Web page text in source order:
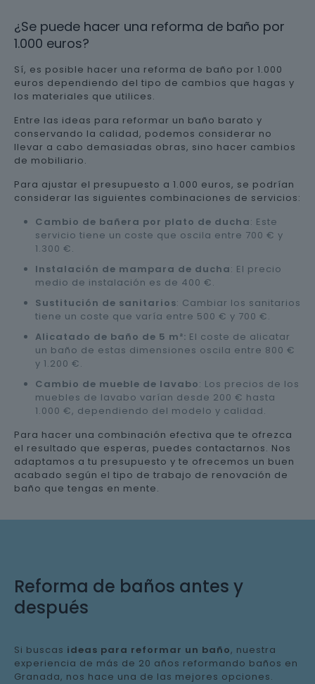
¿Se puede hacer una reforma de baño por
1.000 euros?
Sí, es posible hacer una reforma de baño por 1.000
euros dependiendo del tipo de cambios que hagas y
los materiales que utilices.
Entre las ideas para reformar un baño barato y
conservando la calidad, podemos considerar no
llevar a cabo demasiadas obras, sino hacer cambios
de mobiliario.
Para ajustar el presupuesto a 1.000 euros, se podrían
considerar las siguientes combinaciones de servicios:
Cambio de bañera por plato de ducha: Este
servicio tiene un coste que oscila entre 700 € y
1.300 €.
Instalación de mampara de ducha: El precio
medio de instalación es de 400 €.
Sustitución de sanitarios: Cambiar los sanitarios
tiene un coste que varía entre 500 € y 700 €.
Alicatado de baño de 5 m²: El coste de alicatar
un baño de estas dimensiones oscila entre 800 €
y 1.200 €.
Cambio de mueble de lavabo: Los precios de los
muebles de lavabo varían desde 200 € hasta
1.000 €, dependiendo del modelo y calidad.
Para hacer una combinación efectiva que te ofrezca
el resultado que esperas, puedes contactarnos. Nos
adaptamos a tu presupuesto y te ofrecemos un buen
acabado según el tipo de trabajo de renovación de
baño que tengas en mente.
Reforma de baños antes y
después
Si buscas ideas para reformar un baño, nuestra
experiencia de más de 20 años reformando baños en
Granada, nos hace una de las mejores opciones.